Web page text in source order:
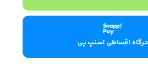
درگاه اقساطی اسنپ پی